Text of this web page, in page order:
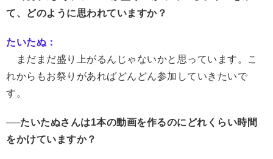
て、どのように思われていますか？
たいたぬ：
まだまだ盛り上がるんじゃないかと思っています。こ
れからもお祭りがあればどんどん参加していきたいで
す。
──たいたぬさんは1本の動画を作るのにどれくらい時間
をかけていますか？